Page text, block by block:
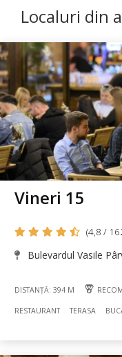
Localuri din
Vineri 15
(4,8 /
Bulevardul Vasile
DISTANȚĂ: 394 M
RESTAURANT TERASA